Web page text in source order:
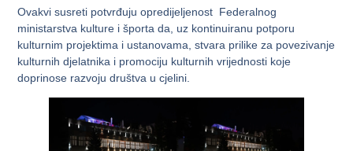
Ovakvi susreti potvrđuju opredijeljenost Federalnog
ministarstva kulture i športa da, uz kontinuiranu potporu
kulturnim projektima i ustanovama, stvara prilike za povezivanje
kulturnih djelatnika i promociju kulturnih vrijednosti koje
doprinose razvoju društva u cjelini.